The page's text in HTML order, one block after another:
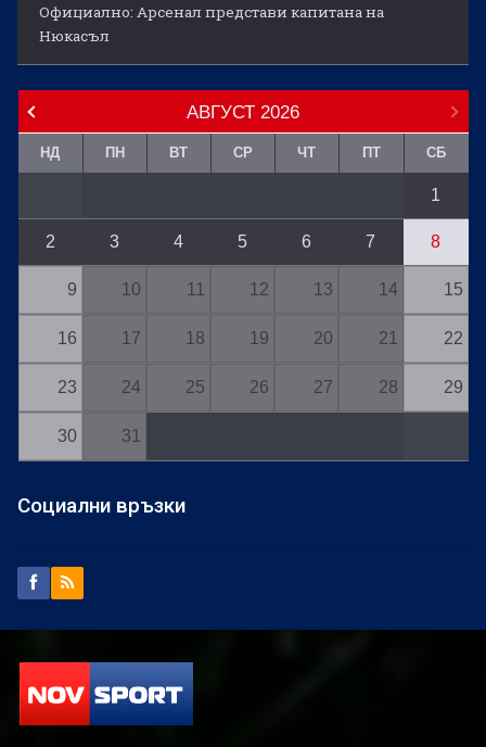
Официално: Арсенал представи капитана на
Нюкасъл
АВГУСТ 2026
НД ПН ВТ СР ЧТ ПТ СБ
1
2 3 4 5 6 7 8
9 10 11 12 13 14 15
16 17 18 19 20 21 22
23 24 25 26 27 28 29
30 31
Социални връзки